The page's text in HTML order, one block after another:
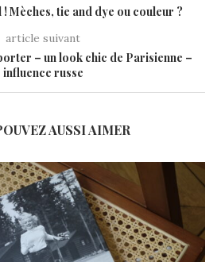
Mèches, tie and dye ou couleur ?
article suivant
– un look chic de Parisienne –
influence russe
AUSSI AIMER